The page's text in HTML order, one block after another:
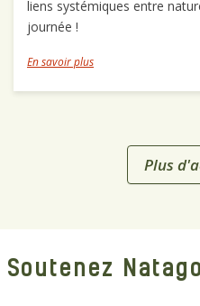
liens systémiques entre
journée !
En savoir plus
Plus
Soutenez